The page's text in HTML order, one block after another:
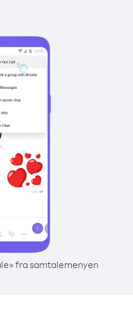
fra samtalemenyen